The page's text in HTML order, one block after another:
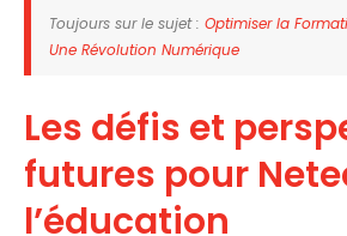
Toujours sur le sujet : Optimiser la
Une Révolution Numérique
Les défis et
futures pour
l’éducation